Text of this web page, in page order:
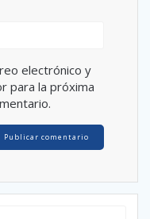
electrónico y
para la próxima